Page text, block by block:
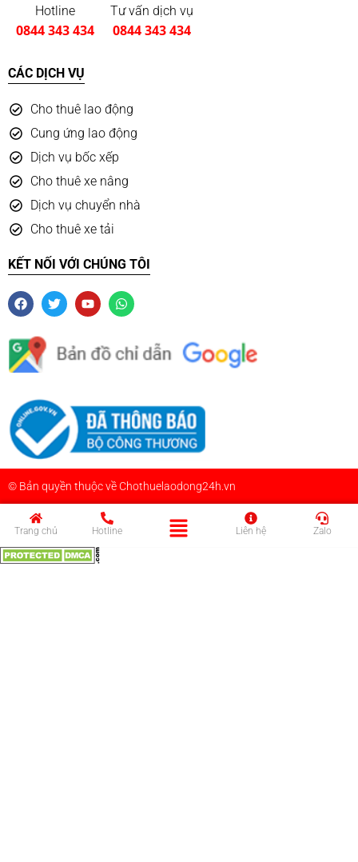
Hotline
0844 343 434
Tư vấn dịch vụ
0844 343 434
CÁC DỊCH VỤ
Cho thuê lao động
Cung ứng lao động
Dịch vụ bốc xếp
Cho thuê xe nâng
Dịch vụ chuyển nhà
Cho thuê xe tải
KẾT NỐI VỚI CHÚNG TÔI
© Bản quyền thuộc về Chothuelaodong24h.vn
Trang chủ Hotline Liên hệ Zalo